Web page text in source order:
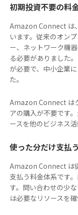
初期投資不要の料
Amazon Connect は
います。従来のオン
ー、ネットワーク機
る必要がありました
が必要で、中小企業
た。
Amazon Connect は
アの購入が不要です
ースを他のビジネス
使った分だけ支払
Amazon Connect は
支払う料金体系です
す。問い合わせの少
は必要なリソースを確